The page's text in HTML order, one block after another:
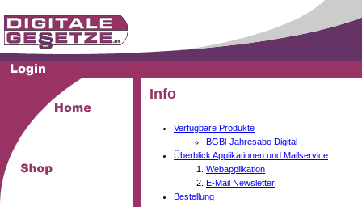
Info
Verfügbare Produkte
BGBl-Jahresabo Digital
Überblick Applikationen und Mailservice
Webapplikation
E-Mail Newsletter
Bestellung